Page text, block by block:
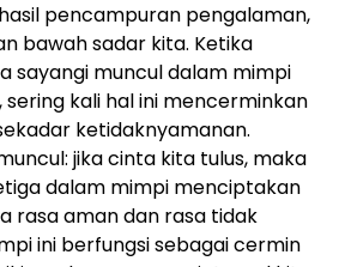
pencampuran pengalaman,
bawah sadar kita. Ketika
sayangi muncul dalam mimpi
kali hal ini mencerminkan
ketidaknyamanan.
jika cinta kita tulus, maka
dalam mimpi menciptakan
rasa aman dan rasa tidak
ini berfungsi sebagai cermin